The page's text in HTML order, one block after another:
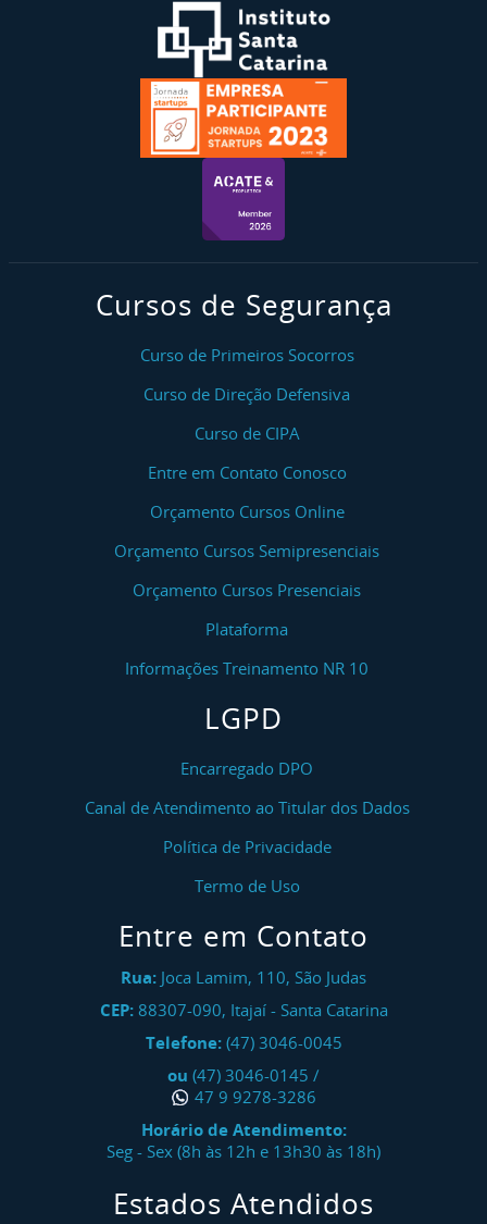
Cursos de Segurança
Curso de Primeiros Socorros
Curso de Direção Defensiva
Curso de CIPA
Entre em Contato Conosco
Orçamento Cursos Online
Orçamento Cursos Semipresenciais
Orçamento Cursos Presenciais
Plataforma
Informações Treinamento NR 10
LGPD
Encarregado DPO
Canal de Atendimento ao Titular dos Dados
Política de Privacidade
Termo de Uso
Entre em Contato
Rua: Joca Lamim, 110, São Judas
CEP: 88307-090, Itajaí- Santa Catarina
Telefone: (47) 3046-0045
ou (47) 3046-0145 /
47 9 9278-3286
Horário de Atendimento:
Seg - Sex (8h às 12h e 13h30 às 18h)
Estados Atendidos